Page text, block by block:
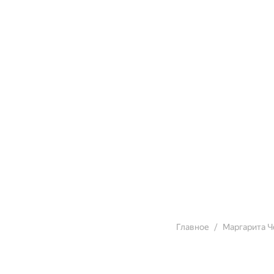
Главное Маргарита